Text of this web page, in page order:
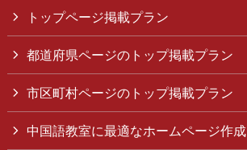
トップページ掲載プラン
都道府県ページのトップ掲載プラン
市区町村ページのトップ掲載プラン
中国語教室に最適なホームページ作成